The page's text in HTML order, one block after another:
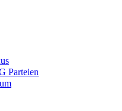
Parteien